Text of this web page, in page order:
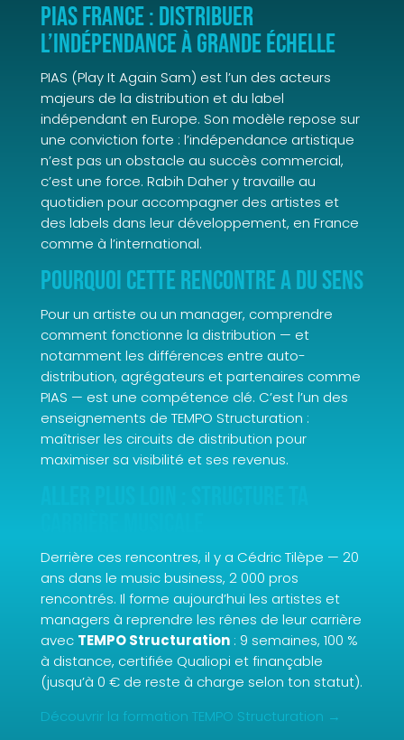
PIAS France : distribuer
l’indépendance à grande échelle
PIAS (Play It Again Sam) est l’un des acteurs
majeurs de la distribution et du label
indépendant en Europe. Son modèle repose sur
une conviction forte : l’indépendance artistique
n’est pas un obstacle au succès commercial,
c’est une force. Rabih Daher y travaille au
quotidien pour accompagner des artistes et
des labels dans leur développement, en France
comme à l’international.
Pourquoi cette rencontre a du sens
Pour un artiste ou un manager, comprendre
comment fonctionne la distribution — et
notamment les différences entre auto-
distribution, agrégateurs et partenaires comme
PIAS — est une compétence clé. C’est l’un des
enseignements de TEMPO Structuration :
maîtriser les circuits de distribution pour
maximiser sa visibilité et ses revenus.
Derrière ces rencontres, il y a Cédric Tilèpe — 20
ans dans le music business, 2 000 pros
rencontrés. Il forme aujourd’hui les artistes et
managers à reprendre les rênes de leur carrière
avec TEMPO Structuration: 9 semaines, 100 %
à distance, certifiée Qualiopi et finançable
(jusqu’à 0 € de reste à charge selon ton statut).
Découvrir la formation TEMPO Structuration →